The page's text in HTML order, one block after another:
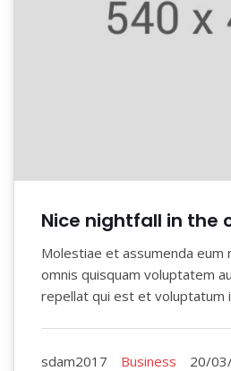
Nice nightfall in the
Molestiae et assumenda eum
omnis quisquam voluptatem
repellat qui est et voluptatum
sdam2017 Business 20/